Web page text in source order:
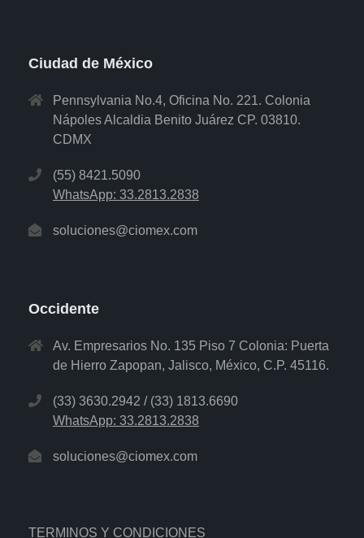
Ciudad de México
Pennsylvania No.4, Oficina No. 221. Colonia
Nápoles Alcaldia Benito Juárez CP. 03810.
CDMX
(55) 8421.5090
WhatsApp: 33.2813.2838
soluciones@ciomex.com
Occidente
Av. Empresarios No. 135 Piso 7 Colonia: Puerta
de Hierro Zapopan, Jalisco, México, C.P. 45116.
(33) 3630.2942 / (33) 1813.6690
WhatsApp: 33.2813.2838
soluciones@ciomex.com
TERMINOS Y CONDICIONES